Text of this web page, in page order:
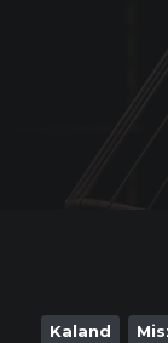
Kaland